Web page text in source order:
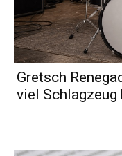
Gretsch
viel Schlagzeug